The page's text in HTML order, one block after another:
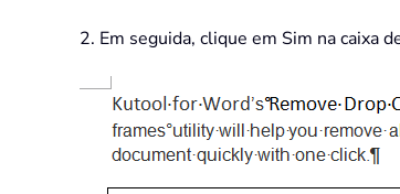
2. Em seguida, clique em Sim na caixa